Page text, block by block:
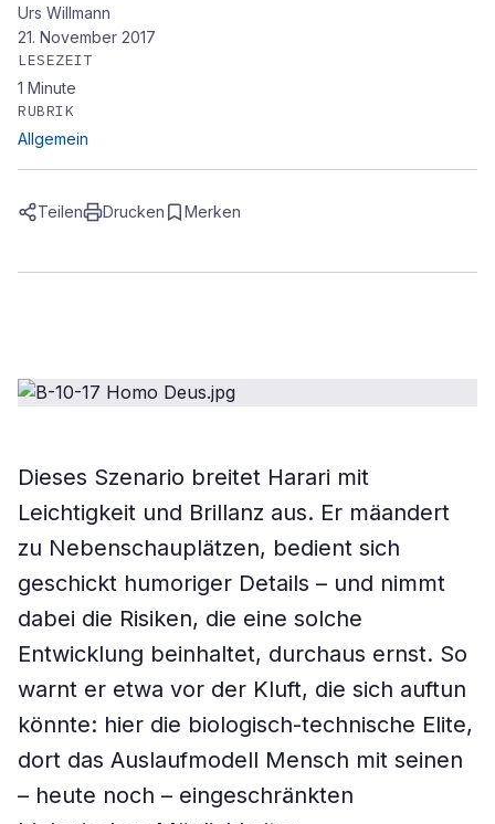
Urs Willmann
21. November 2017
LESEZEIT
1 Minute
RUBRIK
Allgemein
Teilen Drucken Merken
Dieses Szenario breitet Harari mit
Leichtigkeit und Brillanz aus. Er mäandert
zu Nebenschauplätzen, bedient sich
geschickt humoriger Details – und nimmt
dabei die Risiken, die eine solche
Entwicklung beinhaltet, durchaus ernst. So
warnt er etwa vor der Kluft, die sich auftun
könnte: hier die biologisch-technische Elite,
dort das Auslaufmodell Mensch mit seinen
– heute noch – eingeschränkten